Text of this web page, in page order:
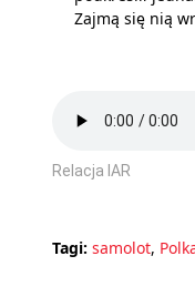
Zajmą się nią
Relacja IAR
Tagi: samolot,